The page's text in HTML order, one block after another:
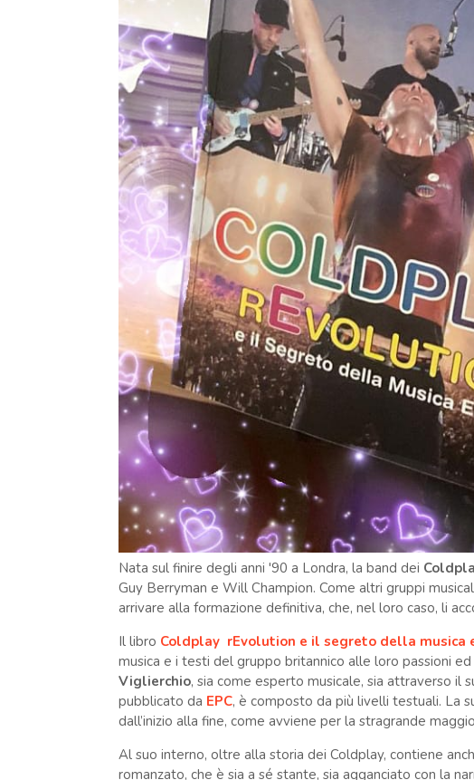
Nata sul finire degli anni '90 a Londra, la band dei
Guy Berryman e Will Champion. Come altri gruppi
arrivare alla formazione definitiva, che, nel loro caso, li
Il libro Coldplay rEvolution e il segreto della musica
musica e i testi del gruppo britannico alle loro passioni
Viglierchio, sia come esperto musicale, sia attraverso il
pubblicato da EPC, è composto da più livelli testuali. La
dall’inizio alla fine, come avviene per la stragrande
Al suo interno, oltre alla storia dei Coldplay, contiene
romanzato, che è sia a sé stante, sia agganciato con la